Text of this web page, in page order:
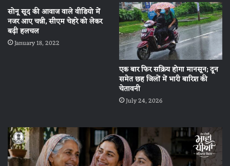
सोनू सूद की आवाज वाले वीडियो में
नजर आए चन्नी, सीएम चेहरे को लेकर
बढ़ी हलचल
January 18, 2022
एक बार फिर सक्रिय होगा मानसून; दून
समेत छह जिलों में भारी बारिश की
चेतावनी
July 24, 2026